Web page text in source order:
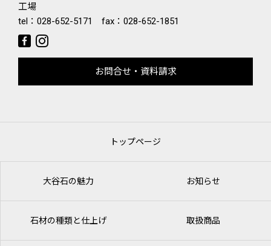
工場
tel： 028-652-5171 fax：028-652-1851
お問合せ・資料請求
トップページ
大谷石の魅力 お知らせ
石材の種類と仕上げ 取扱商品